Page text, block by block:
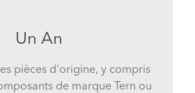
Un An
pièces d'origine, y compris
de marque Tern ou